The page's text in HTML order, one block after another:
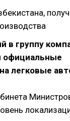
в группу
официальные
легковые